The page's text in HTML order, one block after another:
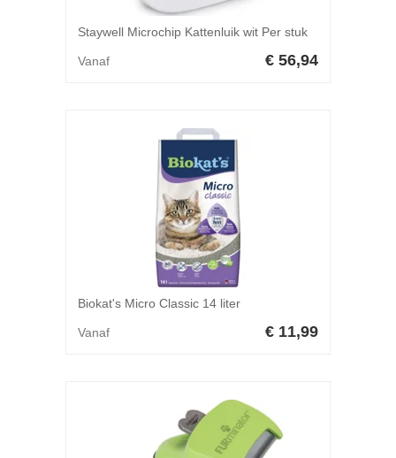
Staywell Microchip Kattenluik wit Per stuk
Vanaf € 56,94
Biokat's Micro Classic 14 liter
Vanaf € 11,99